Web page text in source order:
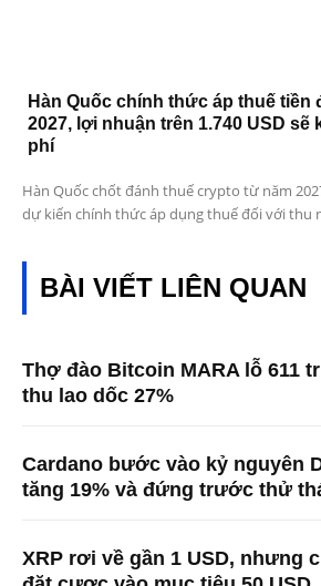
Hàn Quốc chính thức áp thuế tiền
2027, lợi nhuận trên 1.740 USD sẽ
phí
Hàn Quốc chốt đánh thuế crypto từ năm
dự kiến chính thức áp dụng thuế đối với thu
BÀI VIẾT LIÊN QUAN
Thợ đào Bitcoin MARA lỗ 611
thu lao dốc 27%
Cardano bước vào kỷ nguyên
tăng 19% và đứng trước thử
XRP rơi về gần 1 USD, nhưng